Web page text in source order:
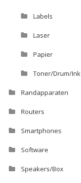
Labels
Laser
Papier
Toner/Drum/Ink
Randapparaten
Routers
Smartphones
Software
Speakers/Box